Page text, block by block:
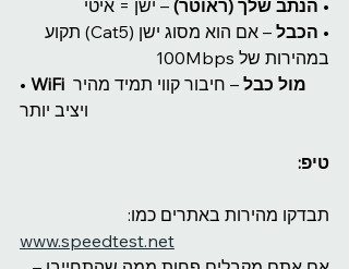
• הנתב שלך (ראוטר) – ישן = איטי
• הכבל
– אם הוא מסוג ישן (Cat5) תקוע
במהירות של 100Mbps
•
WiFi מול כבל – חיבור קווי תמיד מהיר
ויציב יותר
טיפ:
תבדקו מהירות באתרים כמו:
www.speedtest.net